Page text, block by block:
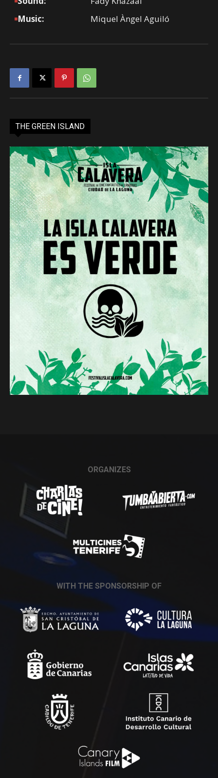
Music:
Miquel Àngel Aguiló
THE GREEN ISLAND
ORGANIZES
WITH THE SPONSORSHIP OF